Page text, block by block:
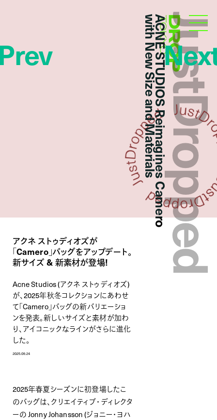
Droptokyo
ACNE STUDIOS Reimagines Camero
with New Size and Materials
アクネ ストゥディオズが
「Camero」バッグをアップデート。
新サイズ & 新素材が登場!
Acne Studios (アクネ ストゥディオズ)
が、2025年秋冬コレクションにあわせ
て「Camero」バッグの新バリエーショ
ンを発表。新しいサイズと素材が加わ
り、アイコニックなラインがさらに進化
した。
2025.09.24
2025年春夏シーズンに初登場したこ
のバッグは、クリエイティブ・ディレクタ
ーの Jonny Johansson (ジョニー・ヨハ